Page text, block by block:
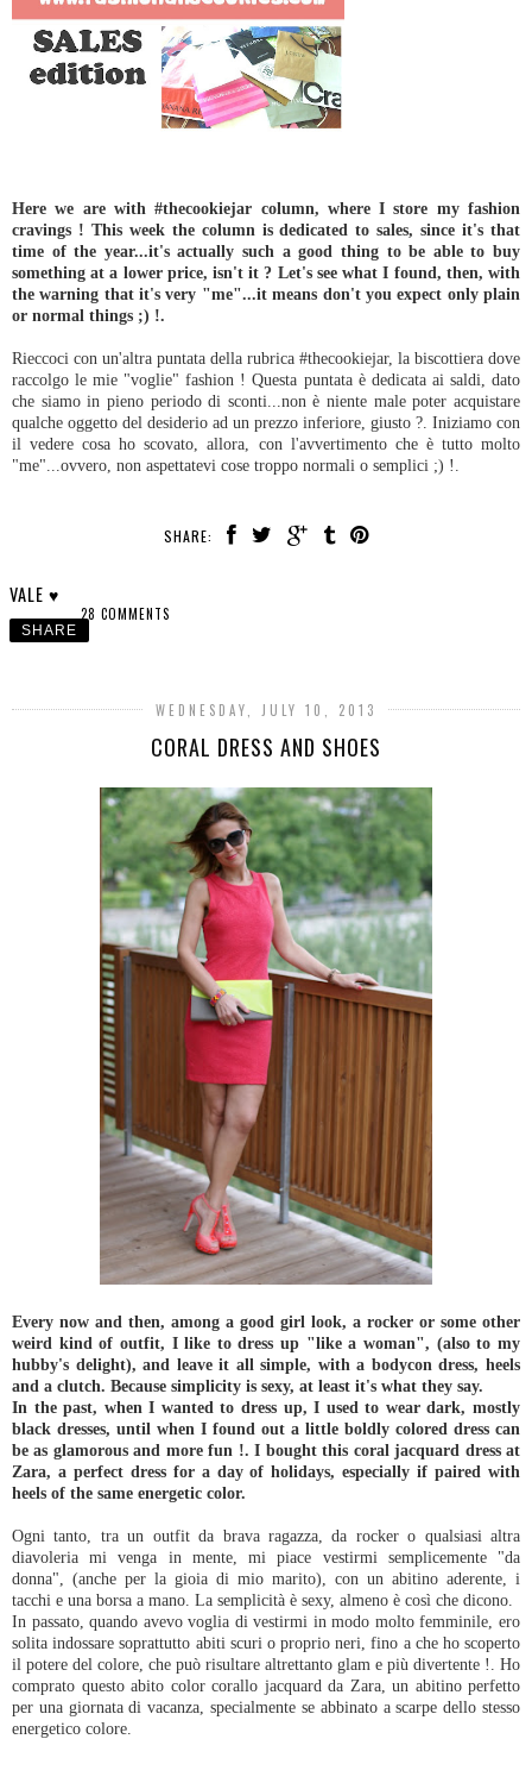
Here we are with #thecookiejar column, where I store my fashion
cravings ! This week the column is dedicated to sales, since it's that
time of the year...it's actually such a good thing to be able to buy
something at a lower price, isn't it ? Let's see what I found, then, with
the warning that it's very "me"...it means don't you expect only plain
or normal things ;) !.
Rieccoci con un'altra puntata della rubrica #thecookiejar, la biscottiera dove
raccolgo le mie "voglie" fashion ! Questa puntata è dedicata ai saldi, dato
che siamo in pieno periodo di sconti...non è niente male poter acquistare
qualche oggetto del desiderio ad un prezzo inferiore, giusto ?. Iniziamo con
il vedere cosa ho scovato, allora, con l'avvertimento che è tutto molto
"me"...ovvero, non aspettatevi cose troppo normali o semplici ;) !.
SHARE:
VALE ♥
28 COMMENTS
SHARE
WEDNESDAY, JULY 10, 2013
CORAL DRESS AND SHOES
Every now and then, among a good girl look, a rocker or some other
weird kind of outfit, I like to dress up "like a woman", (also to my
hubby's delight), and leave it all simple, with a bodycon dress, heels
and a clutch. Because simplicity is sexy, at least it's what they say.
In the past, when I wanted to dress up, I used to wear dark, mostly
black dresses, until when I found out a little boldly colored dress can
be as glamorous and more fun !. I bought this coral jacquard dress at
Zara, a perfect dress for a day of holidays, especially if paired with
heels of the same energetic color.
Ogni tanto, tra un outfit da brava ragazza, da rocker o qualsiasi altra
diavoleria mi venga in mente, mi piace vestirmi semplicemente "da
donna", (anche per la gioia di mio marito), con un abitino aderente, i
tacchi e una borsa a mano. La semplicità è sexy, almeno è così che dicono.
In passato, quando avevo voglia di vestirmi in modo molto femminile, ero
solita indossare soprattutto abiti scuri o proprio neri, fino a che ho scoperto
il potere del colore, che può risultare altrettanto glam e più divertente !. Ho
comprato questo abito color corallo jacquard da Zara, un abitino perfetto
per una giornata di vacanza, specialmente se abbinato a scarpe dello stesso
energetico colore.